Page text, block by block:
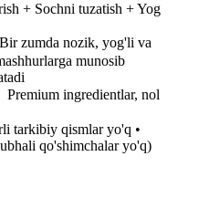
+ Sochni tuzatish + Yog
zumda nozik, yog'li va
munosib
Premium ingredientlar, nol
tarkibiy qismlar yo'q •
qo'shimchalar yo'q)